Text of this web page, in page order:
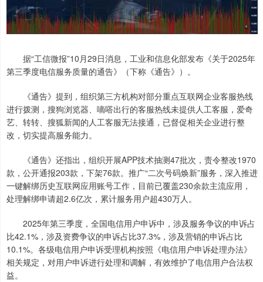
据“工信微报”10月29日消息，工业和信息化部发布《关于2025年
第三季度电信服务质量的通告》（下称《通告》）。
《通告》提到，组织第三方机构对部分重点互联网企业客服热线
进行拨测，搜狗浏览器、嘀嗒出行的客服热线未提供人工客服，爱奇
艺、转转、搜狐新闻的人工客服无法接通，已督促相关企业进行整
改，切实提高服务能力。
《通告》还指出，组织开展APP技术抽测47批次，责令整改1970
款，公开通报203款，下架76款。推广“二次号码焕新”服务，深入推进
一键解绑历史互联网应用账号工作，目前已覆盖230余款主流应用，
处理解绑申请超2.6亿次，累计服务用户超430万人。
2025年第三季度，全国电信用户申诉中，涉及服务争议的申诉占
比42.1%，涉及资费争议的申诉占比37.3%，涉及营销的申诉占比
10.1%。各级电信用户申诉受理机构按照《电信用户申诉处理办法》
相关规定，对用户申诉进行处理和调解，有效维护了电信用户合法权
益。